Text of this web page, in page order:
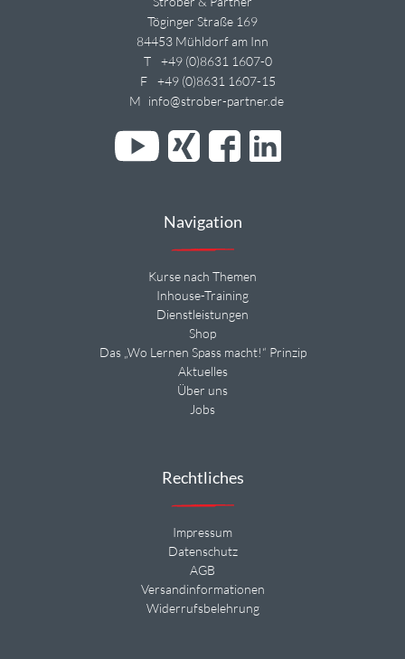
Töginger Straße 169
84453 Mühldorf am Inn
T
+49 (0)8631 1607-0
F
+49 (0)8631 1607-15
M info@strober-partner.de
Navigation
Kurse nach Themen
Inhouse-Training
Dienstleistungen
Shop
Das „Wo Lernen Spass macht!“ Prinzip
Aktuelles
Über uns
Jobs
Rechtliches
Impressum
Datenschutz
AGB
Versandinformationen
Widerrufsbelehrung